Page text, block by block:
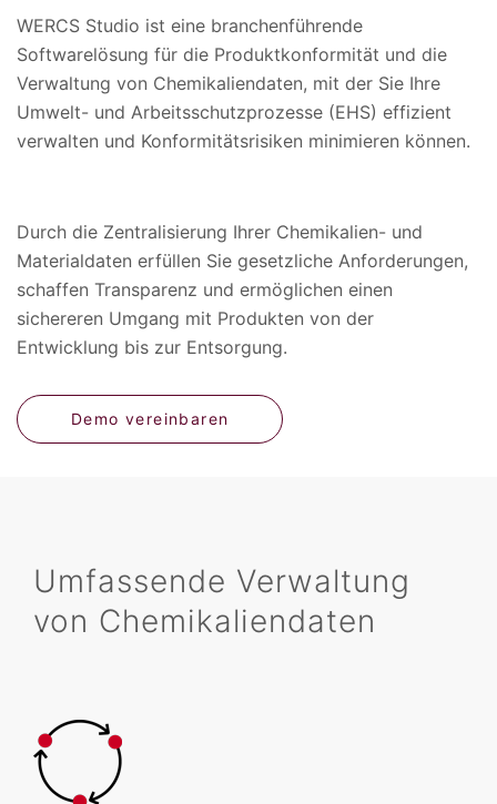
WERCS Studio ist eine branchenführende
Softwarelösung für die Produktkonformität und die
Verwaltung von Chemikaliendaten, mit der Sie Ihre
Umwelt- und Arbeitsschutzprozesse (EHS) effizient
verwalten und Konformitätsrisiken minimieren können.
Durch die Zentralisierung Ihrer Chemikalien- und
Materialdaten erfüllen Sie gesetzliche Anforderungen,
schaffen Transparenz und ermöglichen einen
sichereren Umgang mit Produkten von der
Entwicklung bis zur Entsorgung.
Demo vereinbaren
Umfassende Verwaltung
von Chemikaliendaten